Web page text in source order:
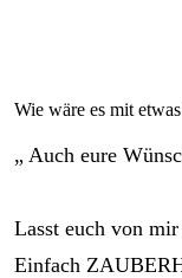
Wie wäre es mit
„ Auch eure
Lasst euch von
Einfach